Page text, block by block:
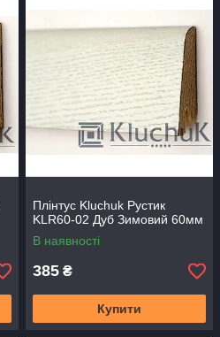
Плінтус Kluchuk Рустик
KLR60-02 Дуб Зимовий 60мм
В наявності
385 ₴
Купити